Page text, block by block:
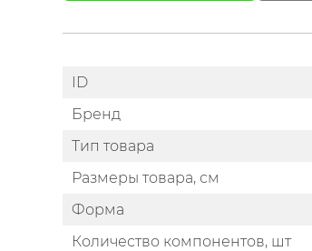
ID
Бренд
Тип товара
Размеры товара, см
Форма
Количество компонентов, шт